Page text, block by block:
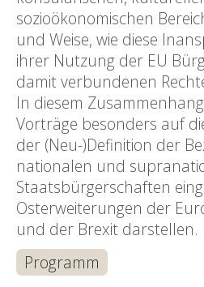
sozioökonomischen
und Weise, wie diese
ihrer Nutzung der EU
damit verbundenen
In diesem
Vorträge besonders auf
der (Neu-)Definition der
nationalen und
Staatsbürgerschaften
Osterweiterungen der
und der Brexit darstellen.
Programm